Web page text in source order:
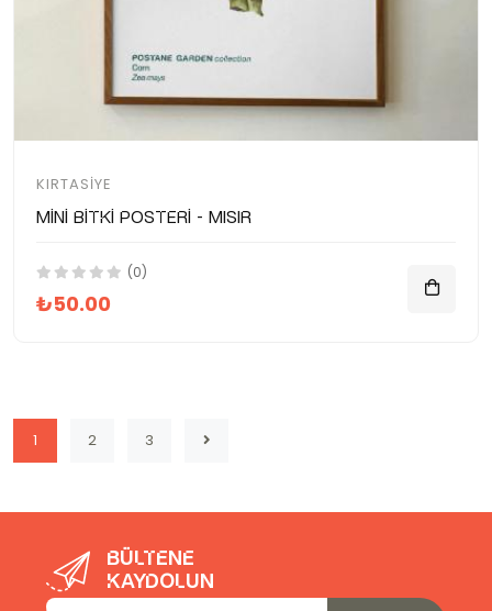
KIRTASIYE
Mini Bitki Posteri - Mısır
(0)
₺50.00
1 2 3
Bültene
kaydolun